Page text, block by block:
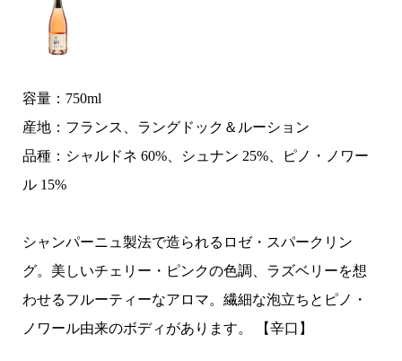
容量：750ml
産地：フランス、ラングドック＆ルーション
品種：シャルドネ 60%、シュナン 25%、ピノ・ノワー
ル 15%
シャンパーニュ製法で造られるロゼ・スパークリン
グ。美しいチェリー・ピンクの色調、ラズベリーを想
わせるフルーティーなアロマ。繊細な泡立ちとピノ・
ノワール由来のボディがあります。 【辛口】